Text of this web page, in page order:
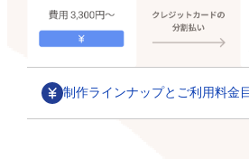
制作ラインナップとご利用料金